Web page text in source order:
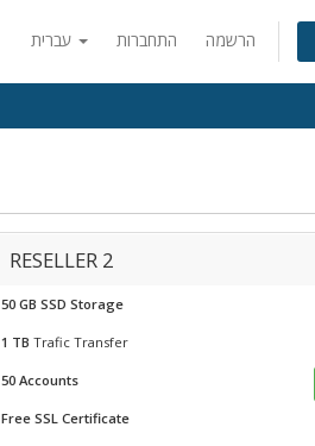
התחברות הרשמה
RESELLER 2
50 GB SSD Storage
1 TB Trafic Transfer
50 Accounts
Free SSL Certificate